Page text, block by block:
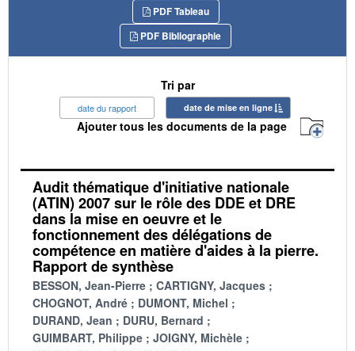
PDF Tableau
PDF Bibliographie
Tri par
date du rapport date de mise en ligne
Ajouter tous les documents de la page
Audit thématique d'initiative nationale
(ATIN) 2007 sur le rôle des DDE et DRE
dans la mise en oeuvre et le
fonctionnement des délégations de
compétence en matière d'aides à la pierre.
Rapport de synthèse
BESSON, Jean-Pierre
CARTIGNY, Jacques
CHOGNOT, André
DUMONT, Michel
DURAND, Jean
DURU, Bernard
GUIMBART, Philippe
JOIGNY, Michèle